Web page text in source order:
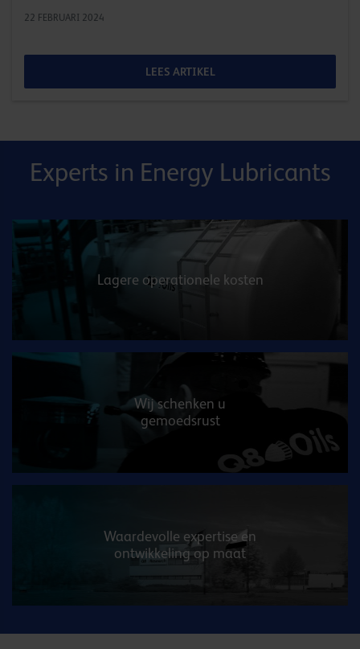
22 FEBRUARI 2024
LEES ARTIKEL
Experts in Energy Lubricants
Lagere operationele kosten
Wij schenken u
gemoedsrust
Waardevolle expertise en
ontwikkeling op maat